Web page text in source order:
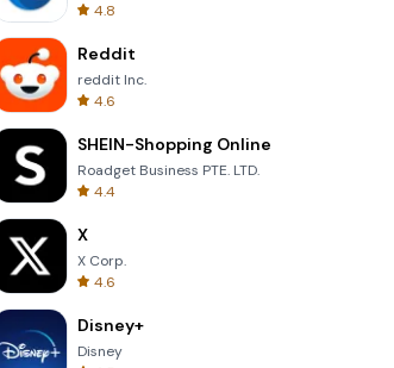
8 Ball Billiards Classic
4.8
Reddit
reddit Inc.
4.6
SHEIN-Shopping Online
Roadget Business PTE. LTD.
4.4
X
X Corp.
4.6
Disney+
Disney